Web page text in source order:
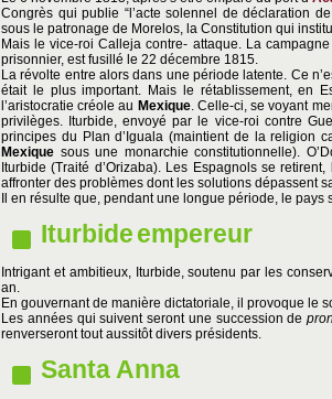
Congrès qui publie “l’acte solennel de déclaration
sous le patronage de Morelos, la Constitution qui
Mais le vice-roi Calleja contre- attaque. La
prisonnier, est fusillé le 22 décembre 1815.
La révolte entre alors dans une période latente. Ce
était le plus important. Mais le rétablissement, en
l’aristocratie créole au Mexique. Celle-ci, se voyant
privilèges. Iturbide, envoyé par le vice-roi contre
principes du Plan d’Iguala (maintient de la religion
Mexique sous une monarchie constitutionnelle).
Iturbide (Traité d’Orizaba). Les Espagnols se
affronter des problèmes dont les solutions dépassent
Il en résulte que, pendant une longue période, le
Iturbideempereur
Intrigant et ambitieux, Iturbide, soutenu par les
an.
En gouvernant de manière dictatoriale, il provoque le
Les années qui suivent seront une succession de
renverseront tout aussitôt divers présidents.
Santa Anna